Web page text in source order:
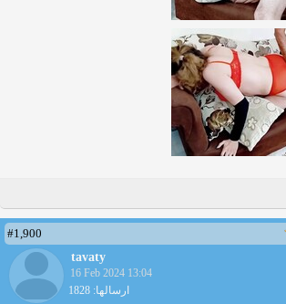
#1,900
tavaty
16 Feb 2024 13:04
ارسالها: 1828